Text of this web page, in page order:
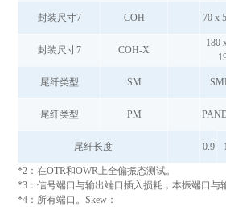
封装尺寸7 COH 70 x
封装尺寸7 COH-X
180
尾纤类型 SM
尾纤类型 PM
尾纤长度 0.9 1
*2：在OTR和OWR上全偏振态测试。
*3：信号端口与输出端口插入损耗，本振端口与
*4：所有端口。Skew：